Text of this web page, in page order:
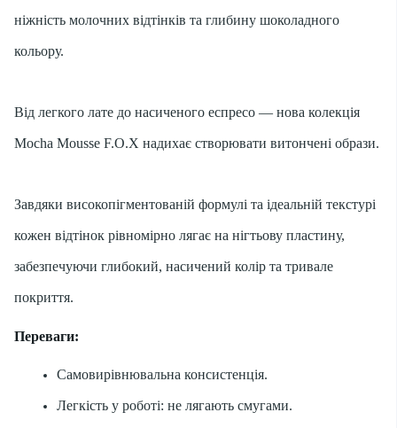
ніжність молочних відтінків та глибину шоколадного
кольору.
Від легкого лате до насиченого еспресо — нова колекція
Mocha Mousse F.O.X надихає створювати витончені образи.
Завдяки високопігментованій формулі та ідеальній текстурі
кожен відтінок рівномірно лягає на нігтьову пластину,
забезпечуючи глибокий, насичений колір та тривале
покриття.
Переваги:
Самовирівнювальна консистенція.
Легкість у роботі: не лягають смугами.